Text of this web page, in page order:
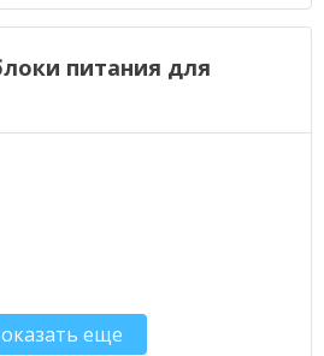
питания для
еще